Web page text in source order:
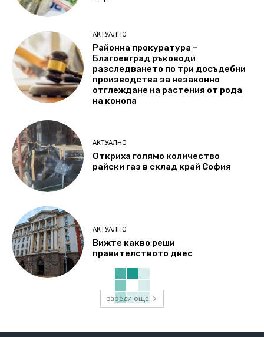
АКТУАЛНО
Районна прокуратура –
Благоевград ръководи
разследването по три досъдебни
производства за незаконно
отглеждане на растения от рода
на конопа
АКТУАЛНО
Откриха голямо количество
райски газ в склад край София
АКТУАЛНО
Вижте какво реши
правителството днес
зареди още